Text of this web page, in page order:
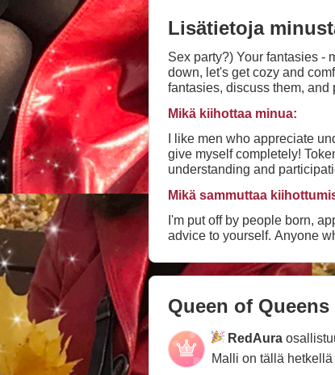
Lisätietoja
Sex party?) Your fantasies -
down, let's get cozy and
fantasies, discuss them,
Mikä kiihottaa minua:
I like men who appreciate
give myself completely! Tokens, confirmed by desire, undoubtedly give me more than bare ones. I cum for real, asking for
understanding and
Mikä sammuttaa
I'm put off by people born,
advice to yourself. Anyone
Queen of Queens
RedAura
Malli on tällä hetkellä